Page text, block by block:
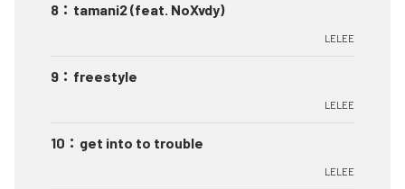
8 ： tamani2 (feat. NoXvdy)
LELEE
9 ： freestyle
LELEE
10 ： get into to trouble
LELEE